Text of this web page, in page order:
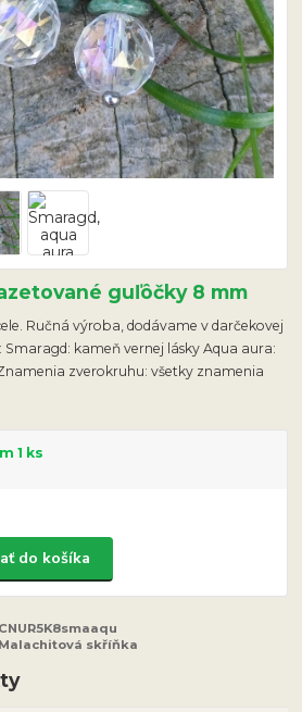
guľôčky 8 mm
Ručná výroba, dodávame v darčekovej
Smaragd: kameň vernej lásky Aqua aura:
zverokruhu: všetky znamenia
1 ks
do košíka
CNUR5K8smaaqu
Malachitová skříňka